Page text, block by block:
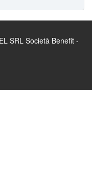
SRL Società Benefit -